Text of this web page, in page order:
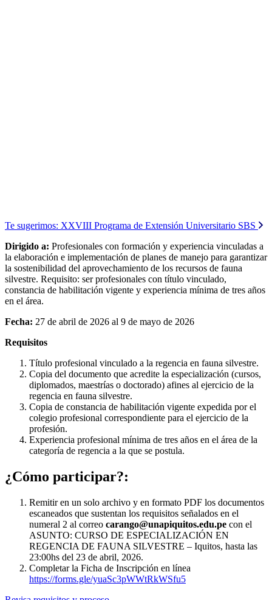
Te sugerimos: XXVIII Programa de Extensión Universitario SBS
Dirigido a: Profesionales con formación y experiencia vinculadas a
la elaboración e implementación de planes de manejo para garantizar
la sostenibilidad del aprovechamiento de los recursos de fauna
silvestre. Requisito: ser profesionales con título vinculado,
constancia de habilitación vigente y experiencia mínima de tres años
en el área.
Fecha: 27 de abril de 2026 al 9 de mayo de 2026
Requisitos
Título profesional vinculado a la regencia en fauna silvestre.
Copia del documento que acredite la especialización (cursos,
diplomados, maestrías o doctorado) afines al ejercicio de la
regencia en fauna silvestre.
Copia de constancia de habilitación vigente expedida por el
colegio profesional correspondiente para el ejercicio de la
profesión.
Experiencia profesional mínima de tres años en el área de la
categoría de regencia a la que se postula.
¿Cómo participar?:
Remitir en un solo archivo y en formato PDF los documentos
escaneados que sustentan los requisitos señalados en el
numeral 2 al correo carango@unapiquitos.edu.pe con el
ASUNTO: CURSO DE ESPECIALIZACIÓN EN
REGENCIA DE FAUNA SILVESTRE – Iquitos, hasta las
23:00hs del 23 de abril, 2026.
Completar la Ficha de Inscripción en línea
https://forms.gle/yuaSc3pWWtRkWSfu5